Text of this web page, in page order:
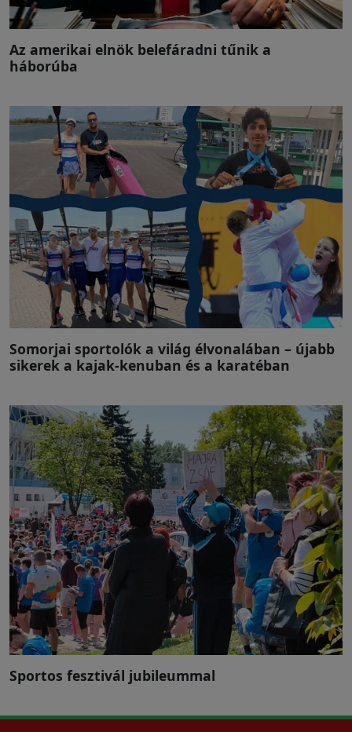
Az amerikai elnök belefáradni tűnik a
háborúba
Somorjai sportolók a világ élvonalában – újabb
sikerek a kajak-kenuban és a karatéban
Sportos fesztivál jubileummal